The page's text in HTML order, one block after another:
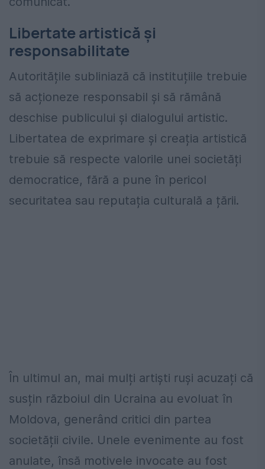
Libertate artistică și
responsabilitate
Autoritățile subliniază că instituțiile trebuie
să acționeze responsabil și să rămână
deschise publicului și dialogului artistic.
Libertatea de exprimare și creația artistică
trebuie să respecte valorile unei societăți
democratice, fără a pune în pericol
securitatea sau reputația culturală a țării.
În ultimul an, mai mulți artiști ruși acuzați că
susțin războiul din Ucraina au evoluat în
Moldova, generând critici din partea
societății civile. Unele evenimente au fost
anulate, însă motivele invocate au fost